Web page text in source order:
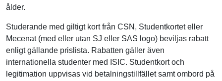
ålder.
Studerande med giltigt kort från CSN, Studentkortet eller
Mecenat (med eller utan SJ eller SAS logo) beviljas rabatt
enligt gällande prislista. Rabatten gäller även
internationella studenter med ISIC. Studentkort och
legitimation uppvisas vid betalningstillfället samt ombord på